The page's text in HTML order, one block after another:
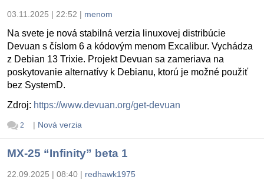
03.11.2025 | 22:52 | menom
Na svete je nová stabilná verzia linuxovej distribúcie
Devuan s číslom 6 a kódovým menom Excalibur. Vychádza
z Debian 13 Trixie. Projekt Devuan sa zameriava na
poskytovanie alternatívy k Debianu, ktorú je možné použiť
bez SystemD.
Zdroj: https://www.devuan.org/get-devuan
2 | Nová verzia
MX-25 “Infinity” beta 1
22.09.2025 | 08:40 | redhawk1975